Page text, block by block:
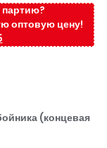
оптовую цену!
(концевая